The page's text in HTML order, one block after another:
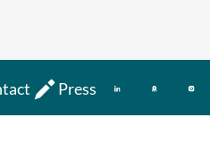
Press